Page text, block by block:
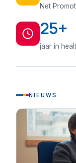
Net
25+
jaar in
NIEUWS